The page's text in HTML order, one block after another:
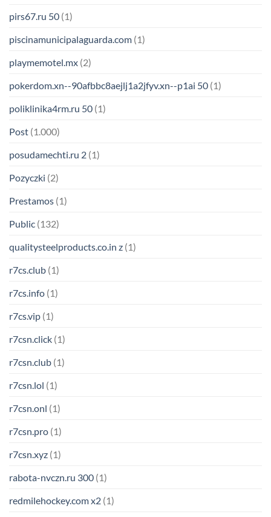
pirs67.ru 50 (1)
piscinamunicipalaguarda.com (1)
playmemotel.mx (2)
pokerdom.xn--90afbbc8aejlj1a2jfyv.xn--p1ai 50 (1)
poliklinika4rm.ru 50 (1)
Post (1.000)
posudamechti.ru 2 (1)
Pozyczki (2)
Prestamos (1)
Public (132)
qualitysteelproducts.co.in z (1)
r7cs.club (1)
r7cs.info (1)
r7cs.vip (1)
r7csn.click (1)
r7csn.club (1)
r7csn.lol (1)
r7csn.onl (1)
r7csn.pro (1)
r7csn.xyz (1)
rabota-nvczn.ru 300 (1)
redmilehockey.com x2 (1)